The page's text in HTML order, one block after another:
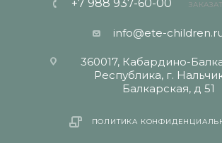
+7 988 937-60-00
info@ete-
360017, Кабардино-
Республика, г.
Балкарская, д 51
ПОЛИТИКА